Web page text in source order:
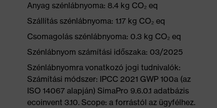
Anyag szénlábnyoma: 8.4 kg CO₂ eq
Szállítás szénlábnyoma: 1.17 kg CO₂ eq
Csomagolás szénlábnyoma: 0.3 kg CO₂ eq
Szénlábnyom számítási időszaka: 03/2025
Szénlábnyomra vonatkozó jogi tudnivalók:
Számítási módszer: IPCC 2021 GWP 100a (az
ISO 14067 alapján) SimaPro 9.6.0.1 adatbázis
ecoinvent 3.10. Scope: a forrástól az ügyfélhez.